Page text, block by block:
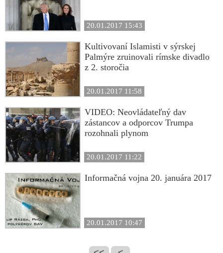
20.01.2017 15:43
Kultivovaní Islamisti v sýrskej
Palmýre zruinovali rímske divadlo
z 2. storočia
20.01.2017 11:58
VIDEO: Neovládateľný dav
zástancov a odporcov Trumpa
rozohnali plynom
20.01.2017 11:22
Informačná vojna 20. januára 2017
20.01.2017 10:47